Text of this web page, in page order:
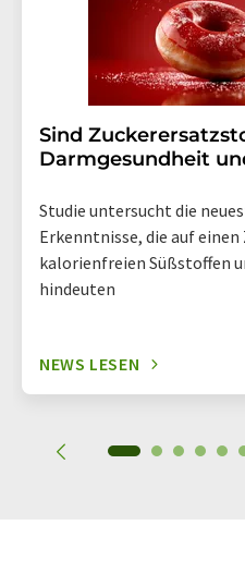
Sind
Darmgesundheit
Studie untersucht die
Erkenntnisse, die auf
kalorienfreien Süßstoffen
hindeuten
NEWS LESEN